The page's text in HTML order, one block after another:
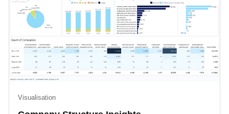
Visualisation